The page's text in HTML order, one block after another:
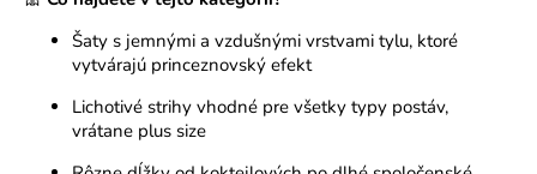
Šaty s jemnými a vzdušnými vrstvami tylu, ktoré
vytvárajú princeznovský efekt
Lichotivé strihy vhodné pre všetky typy postáv,
vrátane plus size
e